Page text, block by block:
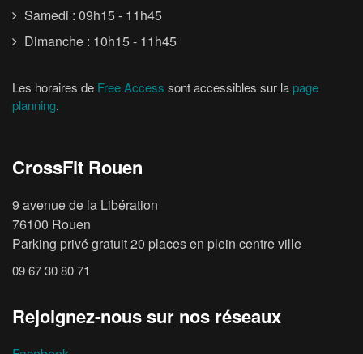
Samedi : 09h15 - 11h45
Dimanche : 10h15 - 11h45
Les horaires de Free Access sont accessibles sur la page
planning.
CrossFit Rouen
9 avenue de la Libération
76100 Rouen
Parking privé gratuit 20 places en plein centre ville
09 67 30 80 71
Rejoignez-nous sur nos réseaux